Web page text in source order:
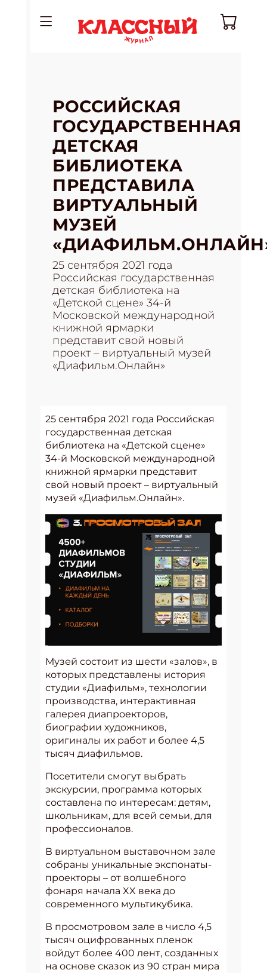
РОССИЙСКАЯ
ГОСУДАРСТВЕННАЯ
ДЕТСКАЯ
БИБЛИОТЕКА
ПРЕДСТАВИЛА
ВИРТУАЛЬНЫЙ
МУЗЕЙ
25 сентября 2021 года
Российская государственная
детская библиотека на
«Детской сцене» 34-й
Московской международной
книжной ярмарки
представит свой новый
проект – виртуальный музей
«Диафильм.Онлайн»
25 сентября 2021 года Российская
государственная детская
библиотека на «Детской сцене»
34-й Московской международной
книжной ярмарки представит
свой новый проект – виртуальный
музей «Диафильм.Онлайн».
Музей состоит из шести «залов», в
которых представлены история
студии «Диафильм», технологии
производства, интерактивная
галерея диапроекторов,
биографии художников,
оригиналы их работ и более 4,5
тысяч диафильмов.
Посетители смогут выбрать
экскурсии, программа которых
составлена по интересам: детям,
школьникам, для всей семьи, для
профессионалов.
В виртуальном выставочном зале
собраны уникальные экспонаты-
проекторы – от волшебного
фонаря начала XX века до
современного мультикубика.
В просмотровом зале в число 4,5
тысяч оцифрованных пленок
войдут более 400 лент, созданных
на основе сказок из 90 стран мира